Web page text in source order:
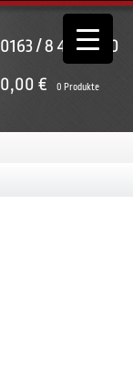
0163 / 8 44 56 00
0,00 € 0 Produkte